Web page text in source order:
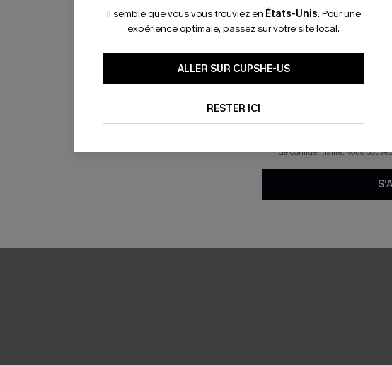
Jupe avec taille à smocks abstraite bleu
Robe courte florale col licou
24,00 €
Il semble que vous vous trouviez en États-Unis. Pour une
expérience optimale, passez sur votre site local.
ALLER SUR CUPSHE-US
RESTER ICI
En soumettant votre adresse
mails marketing (y compris
reconnaissez avoir pris
pouvons utiliser les données
technologies de suivi, telles
savoir si ceux-ci ont été
personnaliser nos contenus
produits susceptibles de
de confidentialité. Vous